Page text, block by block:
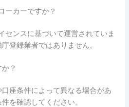
ーカーですか？
センスに基づいて運営されていま
登録業者ではありません。
？
座条件によって異なる場合があ
を確認してください。